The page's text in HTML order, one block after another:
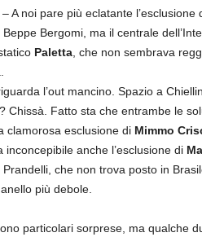
A noi pare più eclatante l’esclusione
Bergomi, ma il centrale
Paletta, che non sembrava
l’out mancino. Spazio a
Chissà. Fatto sta che entrambe le
clamorosa esclusione di Mimmo
anche l’esclusione di
Prandelli, che non trova posto in
più debole.
particolari sorprese, ma qualche